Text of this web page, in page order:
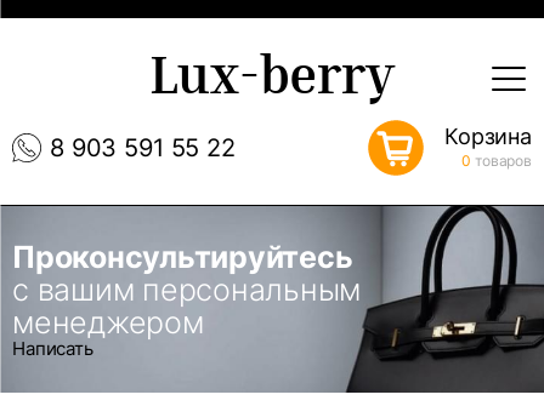
8 903 591 55 22
Lux-berry
Корзина
0 товаров
Проконсультируйтесь
с вашим персональным
менеджером
Написать